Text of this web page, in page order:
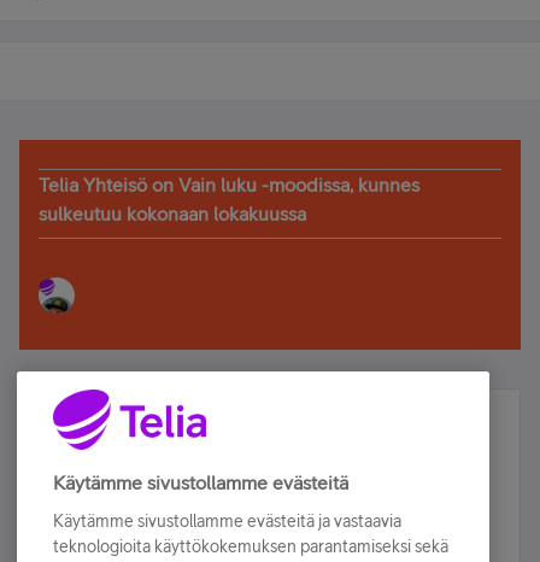
Telia Yhteisö on Vain luku -moodissa, kunnes
sulkeutuu kokonaan lokakuussa
Älä jää paitsi – osallistu ja voita!
Tilaa Telian uutiskirje ja olet mukana arvonnassa.
sähköpostiisi.
Käytämme sivustollamme evästeitä
Käytämme sivustollamme evästeitä ja vastaavia
teknologioita käyttökokemuksen parantamiseksi sekä